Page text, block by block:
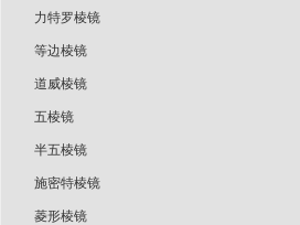
力特罗棱镜
等边棱镜
道威棱镜
五棱镜
半五棱镜
施密特棱镜
菱形棱镜